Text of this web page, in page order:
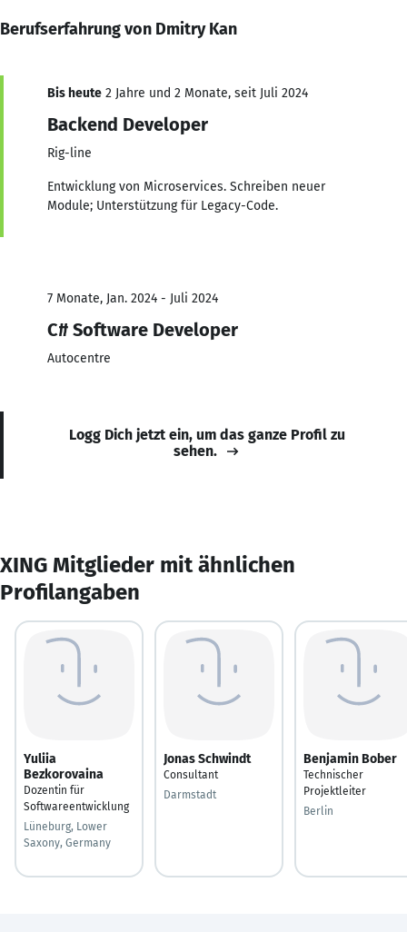
Berufserfahrung von Dmitry Kan
Bis heute 2 Jahre und 2 Monate, seit Juli 2024
Backend Developer
Rig-line
Entwicklung von Microservices. Schreiben neuer
Module; Unterstützung für Legacy-Code.
7 Monate, Jan. 2024 - Juli 2024
C# Software Developer
Autocentre
Logg Dich jetzt ein, um das ganze Profil zu
sehen.
XING Mitglieder mit ähnlichen
Profilangaben
Yuliia
Bezkorovaina
Dozentin für
Softwareentwicklung
Lüneburg, Lower
Saxony, Germany
Jonas Schwindt
Consultant
Darmstadt
Benjamin Bober
Technischer
Projektleiter
Berlin